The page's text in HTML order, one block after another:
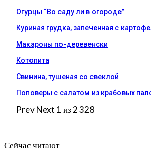
Огурцы “Во саду ли в огороде”
Куриная грудка, запеченная с
Макароны по-деревенски
Котопита
Свинина, тушеная со свеклой
Поповеры с салатом из крабовых
PrevNext 1 из 2 328
Сейчас читают